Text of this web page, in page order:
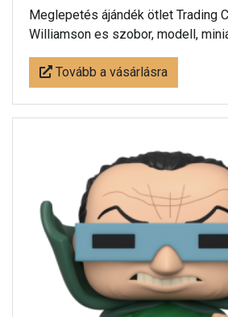
Meglepetés ájándék ötlet Trading
Williamson es szobor, modell,
Tovább a vásárlásra